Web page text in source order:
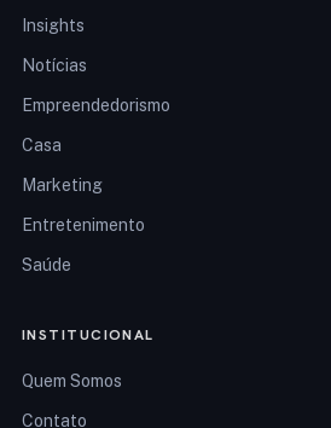
Insights
Notícias
Empreendedorismo
Casa
Marketing
Entretenimento
Saúde
INSTITUCIONAL
Quem Somos
Contato